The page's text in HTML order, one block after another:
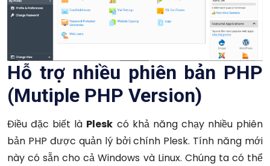
Hỗ trợ nhiều phiên bản PHP
(Mutiple PHP Version)
Điều đặc biết là Plesk có khả năng chạy nhiều phiên
bản PHP được quản lý bởi chính Plesk. Tính năng mới
này có sẵn cho cả Windows và Linux. Chúng ta có thể